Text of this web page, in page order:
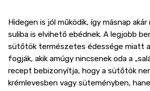
Hidegen is jól működik, így másnap akár
suliba is elvihető ebédnek. A legjobb
sütőtök természetes édessége miatt
fogják, akik amúgy nincsenek oda a
recept bebizonyítja, hogy a sütőtök
krémlevesben vagy süteményben,